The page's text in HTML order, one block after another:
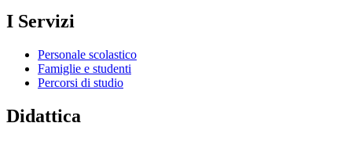
I Servizi
Personale scolastico
Famiglie e studenti
Percorsi di studio
Didattica